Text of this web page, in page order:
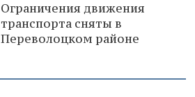
Ограничения движения
транспорта сняты в
Переволоцком районе